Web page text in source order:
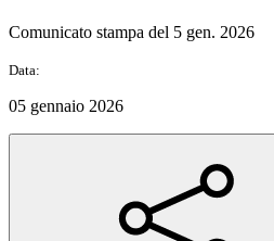
Comunicato stampa del 5 gen. 2026
Data:
05 gennaio 2026